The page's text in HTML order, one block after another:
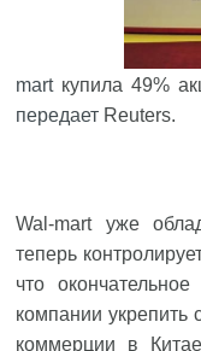
martкупила 49%
передает Reuters.
Wal-mart уже
теперь
что
компании укрепить
коммерции в